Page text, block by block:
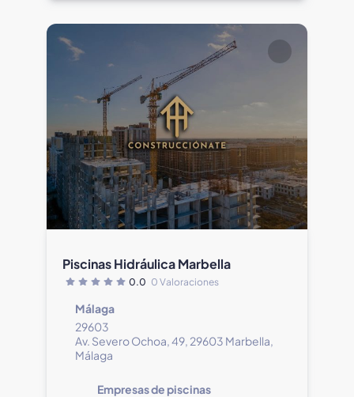
Piscinas Hidráulica Marbella
0.0 0 Valoraciones
Málaga
29603
Av. Severo Ochoa, 49, 29603 Marbella,
Málaga
Empresas de piscinas